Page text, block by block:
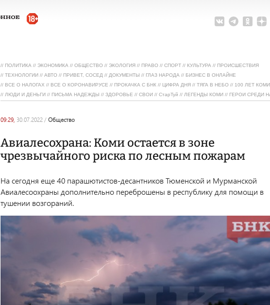
// ПОЛИТИКА // ЭКОНОМИКА // ОБЩЕСТВО // ЭКОЛОГИЯ // ПРАВО // СПОРТ // КУЛЬТУРА // ПРОИСШЕСТВИЯ
// ТЕХНОЛОГИИ // АВТО // ПРИВЕТ, СОСЕД // ДОКУМЕНТЫ // ГЛАЗ НАРОДА // БИЗНЕС В ОНЛАЙНЕ
// ВСЕ О НАЛОГАХ // ВСЕ О КОРОНАВИРУСЕ // ПРОКАЧКА С БНК // ЦИФРА ДНЯ // ТЯГА В НЕБО // 100 ЛЕТ КОМИ
// ЛЮДИ И ДЕНЬГИ // ПИСЬМА НАДЕЖДЫ // ЗДОРОВЬЕ // СВОИ // СтарТуй // ЛЕГЕНДЫ КОМИ // ГЕРОИ СРЕДИ
09:29, 30.07.2022 / общество
Авиалесохрана: Коми остается в зоне
чрезвычайного риска по лесным пожарам
На сегодня еще 40 парашютистов-десантников Тюменской и Мурманской
Авиалесоохраны дополнительно переброшены в республику для помощи в
тушении возгораний.